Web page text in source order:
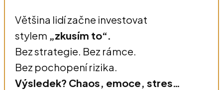
Většina lidí začne investovat
stylem „zkusím to“.
Bez strategie. Bez rámce.
Bez pochopení rizika.
Výsledek? Chaos, emoce, stres…